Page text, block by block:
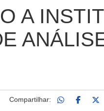
A
Compartilhar: